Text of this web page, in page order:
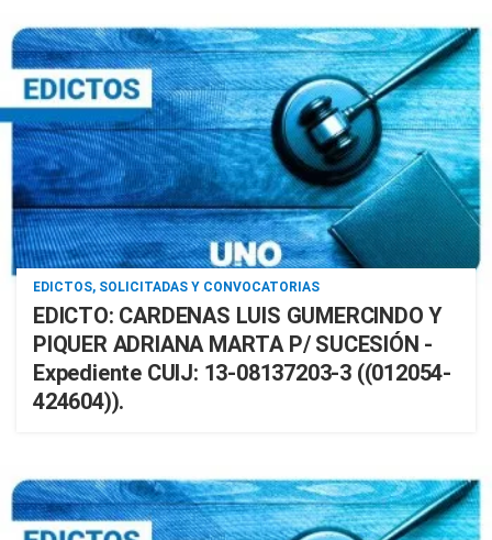
EDICTOS, SOLICITADAS Y CONVOCATORIAS
EDICTO: CARDENAS LUIS GUMERCINDO Y
PIQUER ADRIANA MARTA P/ SUCESIÓN -
Expediente CUIJ: 13-08137203-3 ((012054-
424604)).